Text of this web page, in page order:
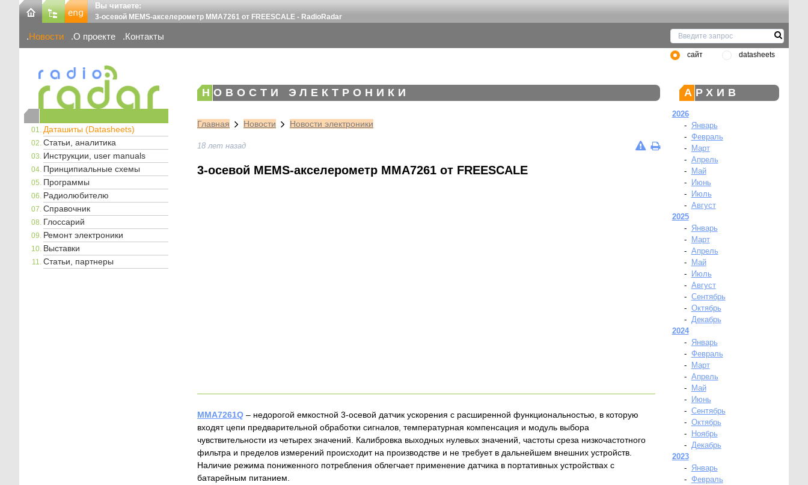
Вы читаете:
3-осевой MEMS-акселерометр MMA7261 от FREESCALE - RadioRadar
Новости О проекте Контакты
сайт datasheets
Даташиты (Datasheets)
Статьи, аналитика
Инструкции, user manuals
Принципиальные схемы
Программы
Радиолюбителю
Справочник
Глоссарий
Ремонт электроники
Выставки
Статьи, партнеры
НОВОСТИ ЭЛЕКТРОНИКИ
Главная Новости Новости электроники
18 лет назад
3-осевой MEMS-акселерометр MMA7261 от FREESCALE
MMA7261Q – недорогой емкостной 3-осевой датчик ускорения с расширенной функциональностью, в которую
входят цепи предварительной обработки сигналов, температурная компенсация и модуль выбора
чувствительности из четырех значений. Калибровка выходных нулевых значений, частоты среза низкочастотного
фильтра и пределов измерений происходит на производстве и не требует в дальнейшем внешних устройств.
Наличие режима пониженного потребления облегчает применение датчика в портативных устройствах с
батарейным питанием.
АРХИВ
2026
-
Январь
- Февраль
-
Март
- Апрель
-
Май
-
Июнь
-
Июль
- Август
2025
-
Январь
-
Март
- Апрель
-
Май
-
Июль
- Август
- Сентябрь
- Октябрь
- Декабрь
2024
-
Январь
- Февраль
-
Март
- Апрель
-
Май
-
Июнь
- Сентябрь
- Октябрь
-
Ноябрь
- Декабрь
2023
-
Январь
- Февраль